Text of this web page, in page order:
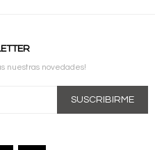
nuestras novedades!
SUSCRIBIRME